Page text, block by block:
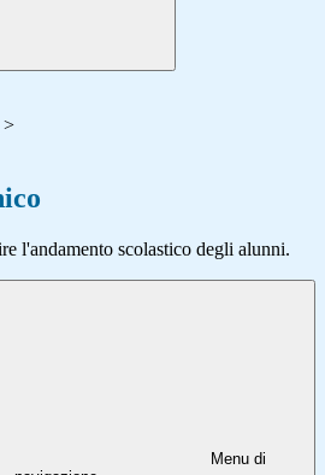
>
l'andamento scolastico degli alunni.
Menu di